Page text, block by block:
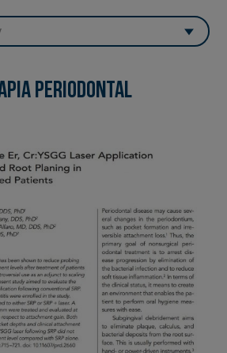
periodontal